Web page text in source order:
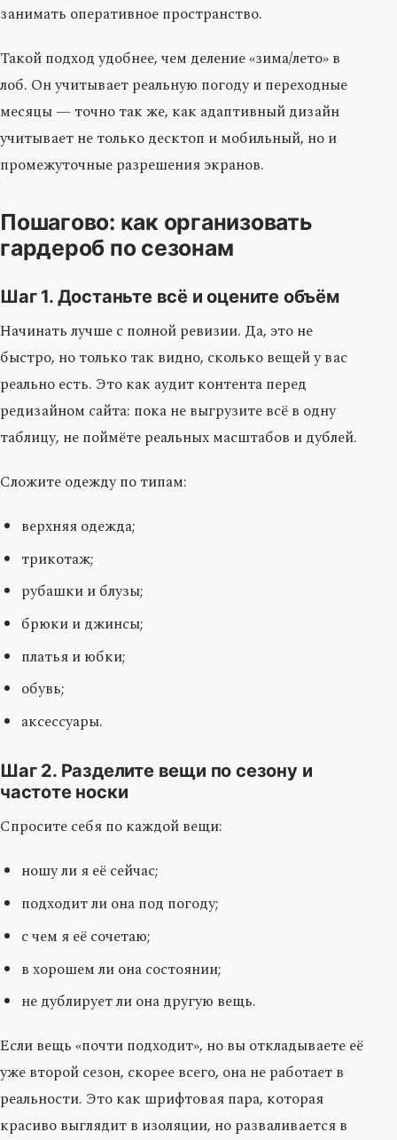
занимать оперативное пространство.
Такой подход удобнее, чем деление «зима/лето» в
лоб. Он учитывает реальную погоду и переходные
месяцы — точно так же, как адаптивный дизайн
учитывает не только десктоп и мобильный, но и
промежуточные разрешения экранов.
Пошагово: как организовать
гардероб по сезонам
Шаг 1. Достаньте всё и оцените объём
Начинать лучше с полной ревизии. Да, это не
быстро, но только так видно, сколько вещей у вас
реально есть. Это как аудит контента перед
редизайном сайта: пока не выгрузите всё в одну
таблицу, не поймёте реальных масштабов и дублей.
Сложите одежду по типам:
верхняя одежда;
трикотаж;
рубашки и блузы;
брюки и джинсы;
платья и юбки;
обувь;
аксессуары.
Шаг 2. Разделите вещи по сезону и
частоте носки
Спросите себя по каждой вещи:
ношу ли я её сейчас;
подходит ли она под погоду;
с чем я её сочетаю;
в хорошем ли она состоянии;
не дублирует ли она другую вещь.
Если вещь «почти подходит», но вы откладываете её
уже второй сезон, скорее всего, она не работает в
реальности. Это как шрифтовая пара, которая
красиво выглядит в изоляции, но разваливается в